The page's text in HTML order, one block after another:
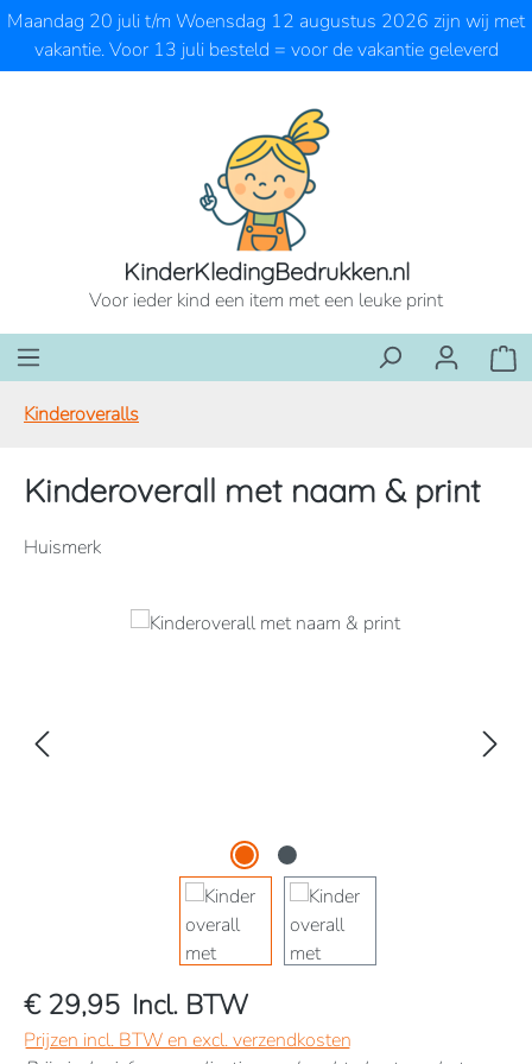
Ga naar de hoofdinhoud
Maandag 20 juli t/m Woensdag 12 augustus 2026 zijn wij met
vakantie. Voor 13 juli besteld = voor de vakantie geleverd
KinderKledingBedrukken.nl
Voor ieder kind een item met een leuke print
Kinderoveralls
Kinderoverall met naam & print
Huismerk
Afbeeldingengalerij overslaan
€ 29,95 Incl. BTW
Prijzen incl. BTW en excl. verzendkosten